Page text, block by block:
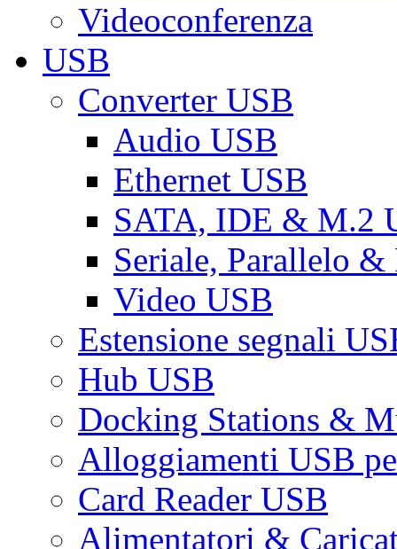
Videoconferenza
USB
Converter USB
Audio USB
Ethernet USB
SATA, IDE & M.2
Seriale, Parallelo &
Video USB
Estensione segnali
Hub USB
Docking Stations &
Alloggiamenti USB
Card Reader USB
Alimentatori &